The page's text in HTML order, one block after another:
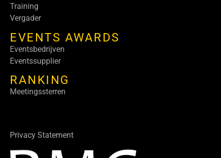
Training
Vergader
EVENTS AWARDS
Eventsbedrijven
Eventssupplier
RANKING
Meetingssterren
Privacy Statement